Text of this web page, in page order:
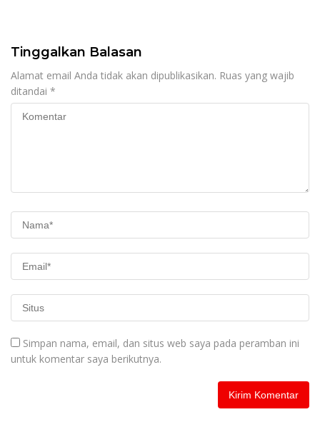
Tinggalkan Balasan
Alamat email Anda tidak akan dipublikasikan. Ruas yang wajib
ditandai *
Simpan nama, email, dan situs web saya pada peramban ini
untuk komentar saya berikutnya.